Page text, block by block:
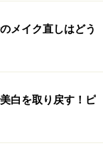
みを食い止めま
をご確認くださ
による実践に起因
践の際には、必ず
で、正しい方法で
メイク直しはどう
白を取り戻す！ピ